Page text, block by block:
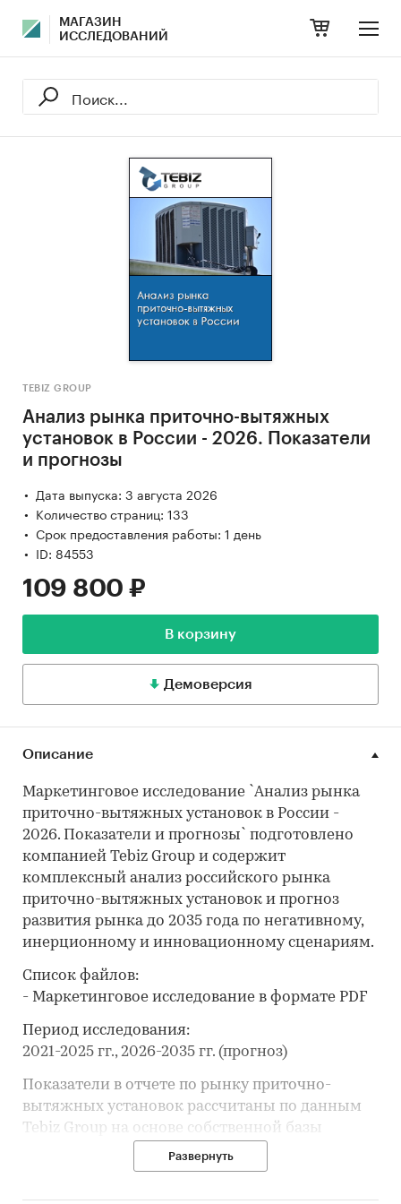
МАГАЗИН
ИССЛЕДОВАНИЙ
TEBIZ GROUP
Анализ рынка приточно-вытяжных
установок в России - 2026. Показатели
и прогнозы
Дата выпуска: 3 августа 2026
Количество страниц: 133
Срок предоставления работы: 1 день
ID: 84553
109 800 ₽
В корзину
Демоверсия
Описание
Маркетинговое исследование `Анализ рынка
приточно-вытяжных установок в России -
2026. Показатели и прогнозы` подготовлено
компанией Tebiz Group и содержит
комплексный анализ российского рынка
приточно-вытяжных установок и прогноз
развития рынка до 2035 года по негативному,
инерционному и инновационному сценариям.
Список файлов:
- Маркетинговое исследование в формате PDF
Период исследования:
2021-2025 гг., 2026-2035 гг. (прогноз)
Показатели в отчете по рынку приточно-
вытяжных установок рассчитаны по данным
Tebiz Group на основе собственной базы
данных, официальной статистики,
таможенных данных, корпоративной
Развернуть